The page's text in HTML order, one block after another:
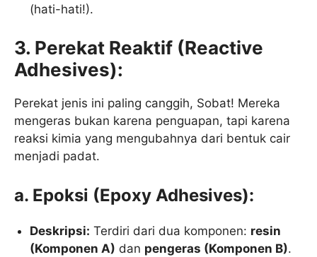
(hati-hati!).
3. Perekat Reaktif (Reactive
Adhesives):
Perekat jenis ini paling canggih, Sobat! Mereka
mengeras bukan karena penguapan, tapi karena
reaksi kimia yang mengubahnya dari bentuk cair
menjadi padat.
a. Epoksi (Epoxy Adhesives):
Deskripsi: Terdiri dari dua komponen: resin
(Komponen A) dan pengeras (Komponen B).